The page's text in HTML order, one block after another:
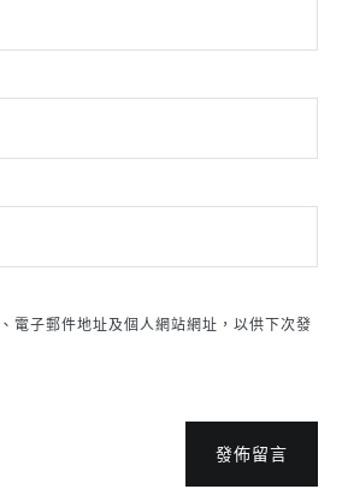
電子郵件地址及個人網站網址，以供下次發
發佈留言